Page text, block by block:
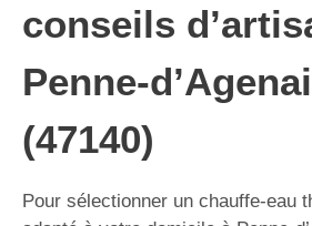
conseils
Penne-
(47140)
Pour sélectionner un chauffe-eau